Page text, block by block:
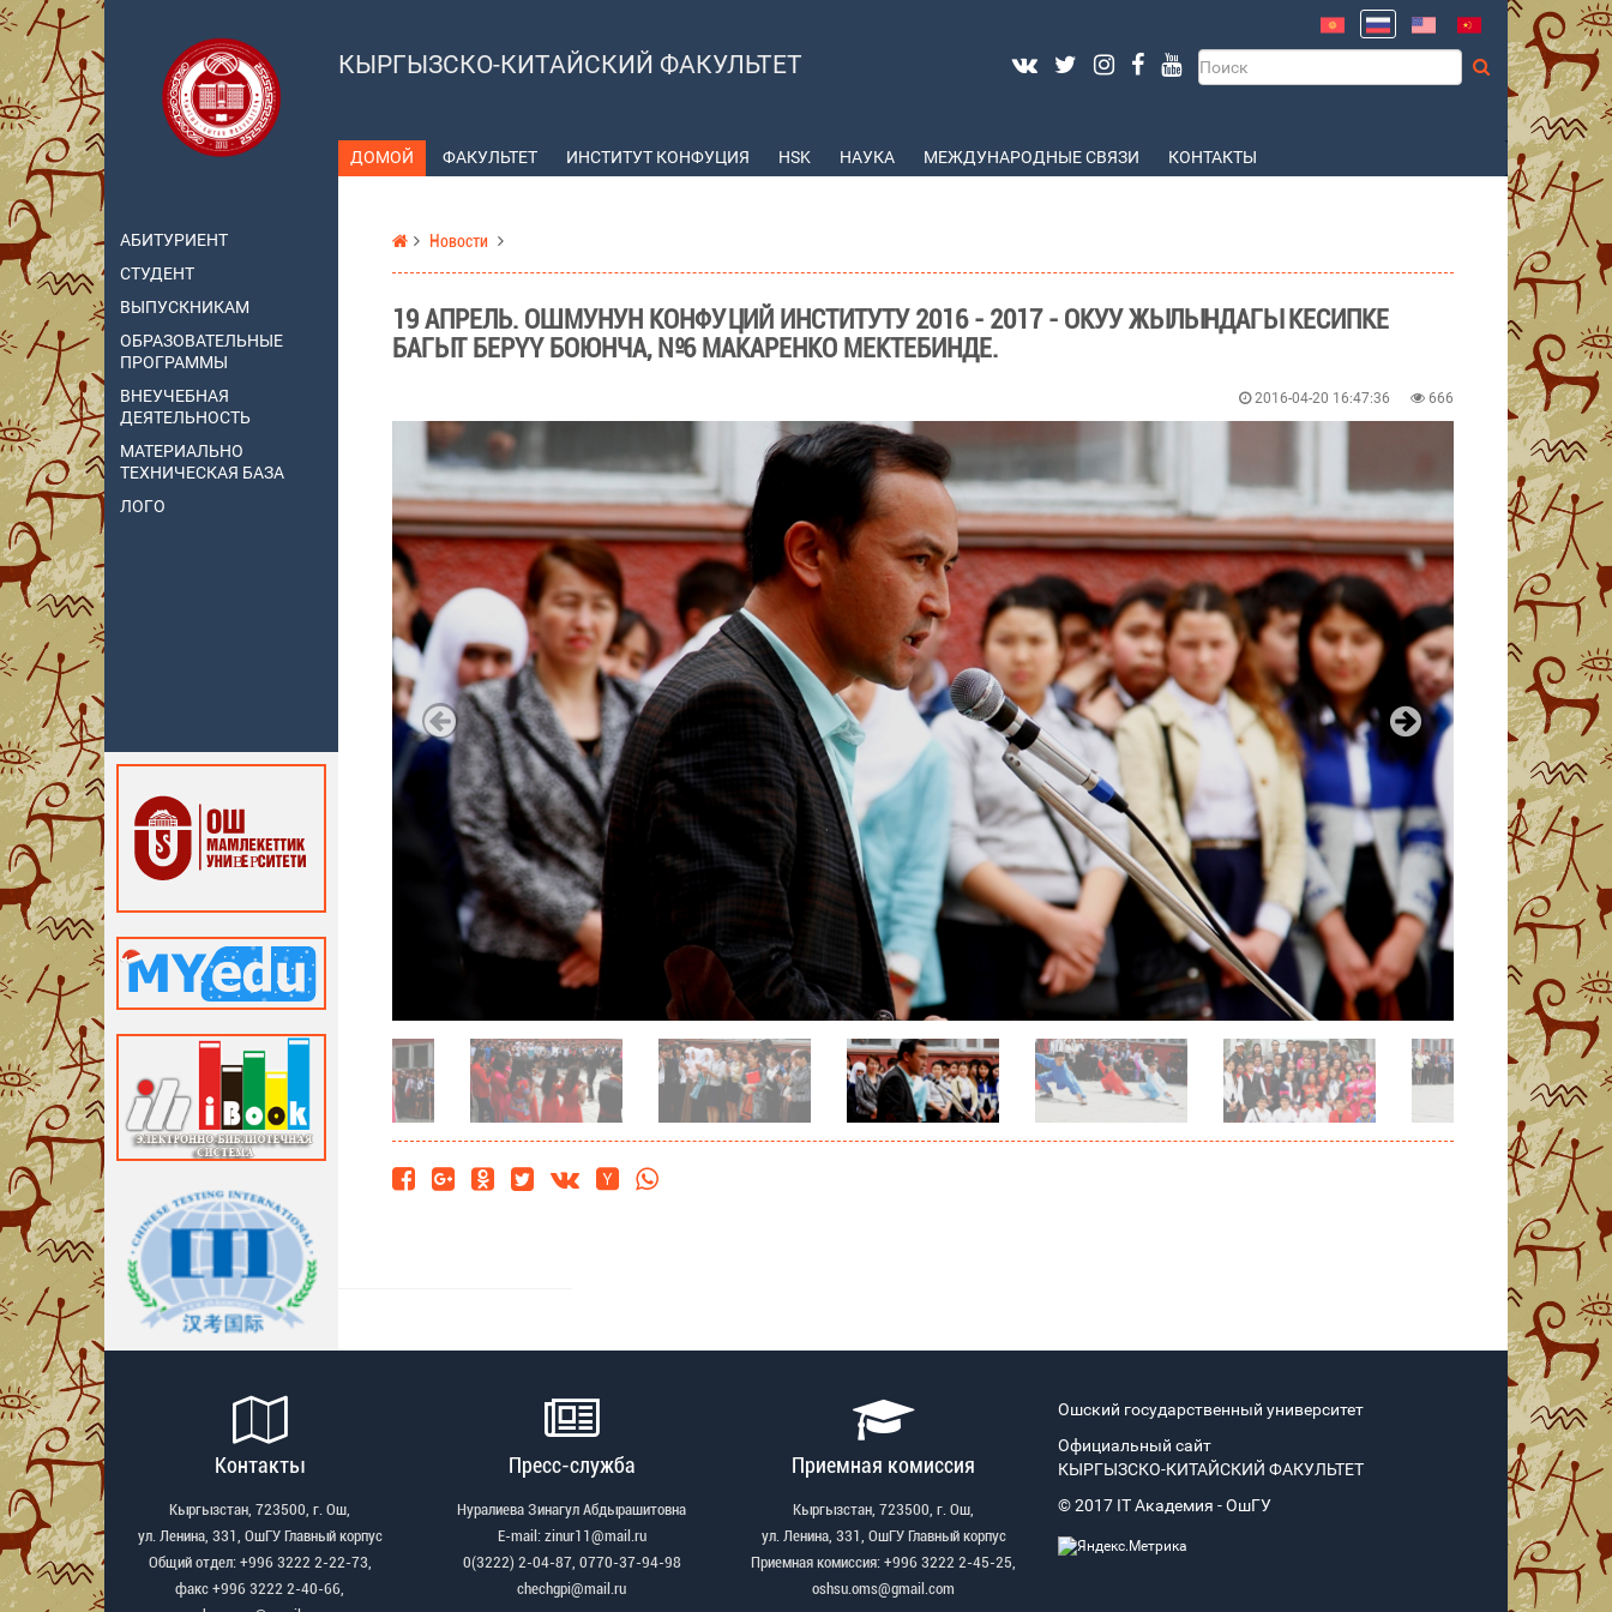
КЫРГЫЗСКО-КИТАЙСКИЙ ФАКУЛЬТЕТ
ДОМОЙ ФАКУЛЬТЕТ ИНСТИТУТ КОНФУЦИЯ HSK НАУКА МЕЖДУНАРОДНЫЕ СВЯЗИ КОНТАКТЫ
АБИТУРИЕНТ
СТУДЕНТ
ВЫПУСКНИКАМ
ОБРАЗОВАТЕЛЬНЫЕ
ПРОГРАММЫ
ВНЕУЧЕБНАЯ
ДЕЯТЕЛЬНОСТЬ
МАТЕРИАЛЬНО
ТЕХНИЧЕСКАЯ БАЗА
ЛОГО
Новости
19 АПРЕЛЬ. ОШМУНУН КОНФУЦИЙ ИНСТИТУТУ 2016 - 2017 - ОКУУ ЖЫЛЫНДАГЫ КЕСИПКЕ
БАГЫТ БЕРҮҮ БОЮНЧА, №6 МАКАРЕНКО МЕКТЕБИНДЕ.
2016-04-20 16:47:36 666
Контакты
Кыргызстан, 723500, г. Ош,
ул. Ленина, 331, ОшГУ Главный корпус
Общий отдел: +996 3222 2-22-73,
факс +996 3222 2-40-66,
Пресс-служба
Нуралиева Зинагул Абдырашитовна
Е-mail: zinur11@mail.ru
0(3222) 2-04-87, 0770-37-94-98
chechgpi@mail.ru
Приемная комиссия
Кыргызстан, 723500, г. Ош,
ул. Ленина, 331, ОшГУ Главный корпус
Приемная комиссия: +996 3222 2-45-25,
oshsu.oms@gmail.com
Ошский государственный университет
Официальный сайт
КЫРГЫЗСКО-КИТАЙСКИЙ ФАКУЛЬТЕТ
© 2017 IT Академия - OшГУ